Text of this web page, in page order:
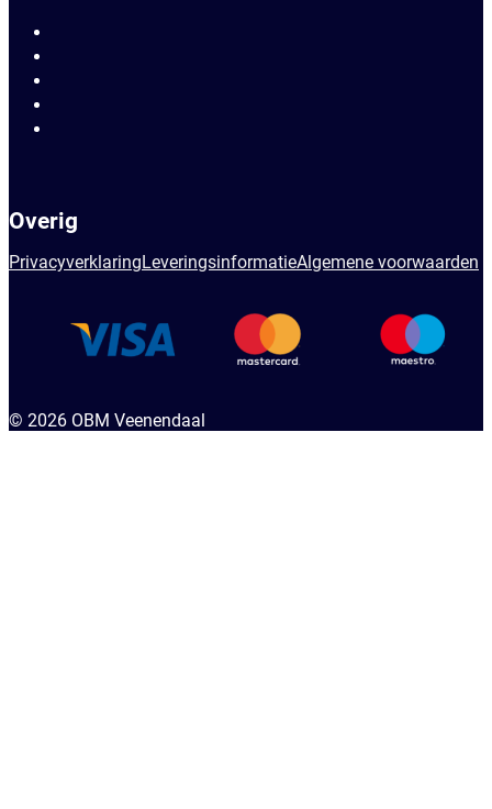
Overig
PrivacyverklaringLeveringsinformatieAlgemene voorwaarden
© 2026 OBM Veenendaal